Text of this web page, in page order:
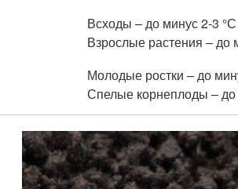
Всходы – до минус 2-3 °С
Взрослые растения – до
Молодые ростки – до
Спелые корнеплоды – до